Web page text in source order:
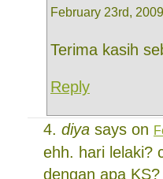
February 23rd,
Terima kasih
Reply
diya says on
ehh. hari lelaki?
dengan apa KS?